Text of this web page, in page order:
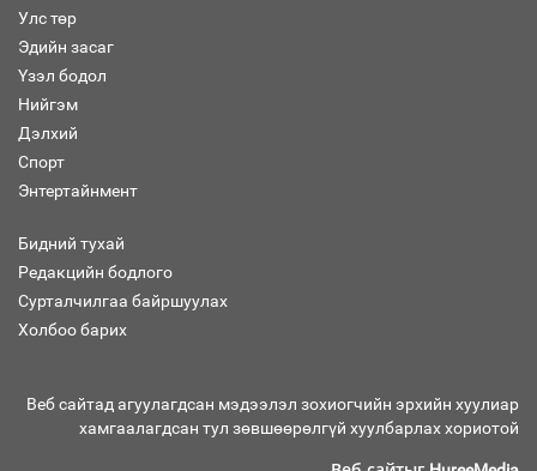
Аймгуудад баригдаж буй ДЦС-ын
төслийг үргэлжүүлэх чиглэл өглөө
Улс төр
Эдийн засаг
Үзэл бодол
Нийгэм
Дэлхий
Спорт
Энтертайнмент
Бидний тухай
Редакцийн бодлого
Сурталчилгаа байршуулах
Холбоо барих
Веб сайтад агуулагдсан мэдээлэл зохиогчийн эрхийн хуулиар
хамгаалагдсан тул зөвшөөрөлгүй хуулбарлах хориотой